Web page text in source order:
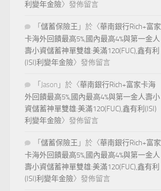
利變年金險〉發佈留言
「 儲蓄保險王 」於〈華南銀行Rich+富家
卡海外回饋最高5%,國內最高4%與第一金人
壽小資儲蓄神單雙雄:美滿120(FUC),鑫有利
(ISI)利變年金險〉發佈留言
「 Jason 」於〈華南銀行Rich+富家卡海
外回饋最高5%,國內最高4%與第一金人壽小
資儲蓄神單雙雄:美滿120(FUC),鑫有利(ISI)
利變年金險〉發佈留言
「 儲蓄保險王 」於〈華南銀行Rich+富家
卡海外回饋最高5%,國內最高4%與第一金人
壽小資儲蓄神單雙雄:美滿120(FUC),鑫有利
(ISI)利變年金險〉發佈留言